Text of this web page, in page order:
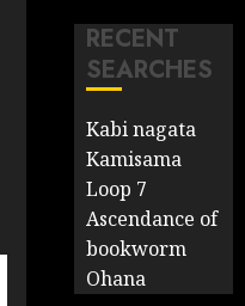
RECENT
SEARCHES
Kabi nagata
Kamisama
Loop 7
Ascendance of
bookworm
Ohana